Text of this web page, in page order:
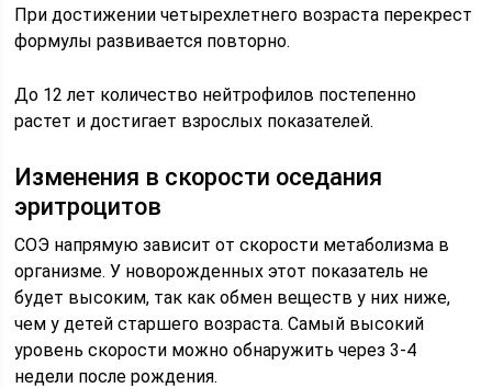
При достижении четырехлетнего возраста перекрест
формулы развивается повторно.
До 12 лет количество нейтрофилов постепенно
растет и достигает взрослых показателей.
Изменения в скорости оседания
эритроцитов
СОЭ напрямую зависит от скорости метаболизма в
организме. У новорожденных этот показатель не
будет высоким, так как обмен веществ у них ниже,
чем у детей старшего возраста. Самый высокий
уровень скорости можно обнаружить через 3-4
недели после рождения.